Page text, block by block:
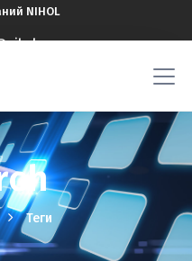
NIHOL
Теги